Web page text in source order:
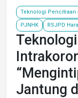
Teknologi Pencitraan
PJNHK RSJPD
Jantung